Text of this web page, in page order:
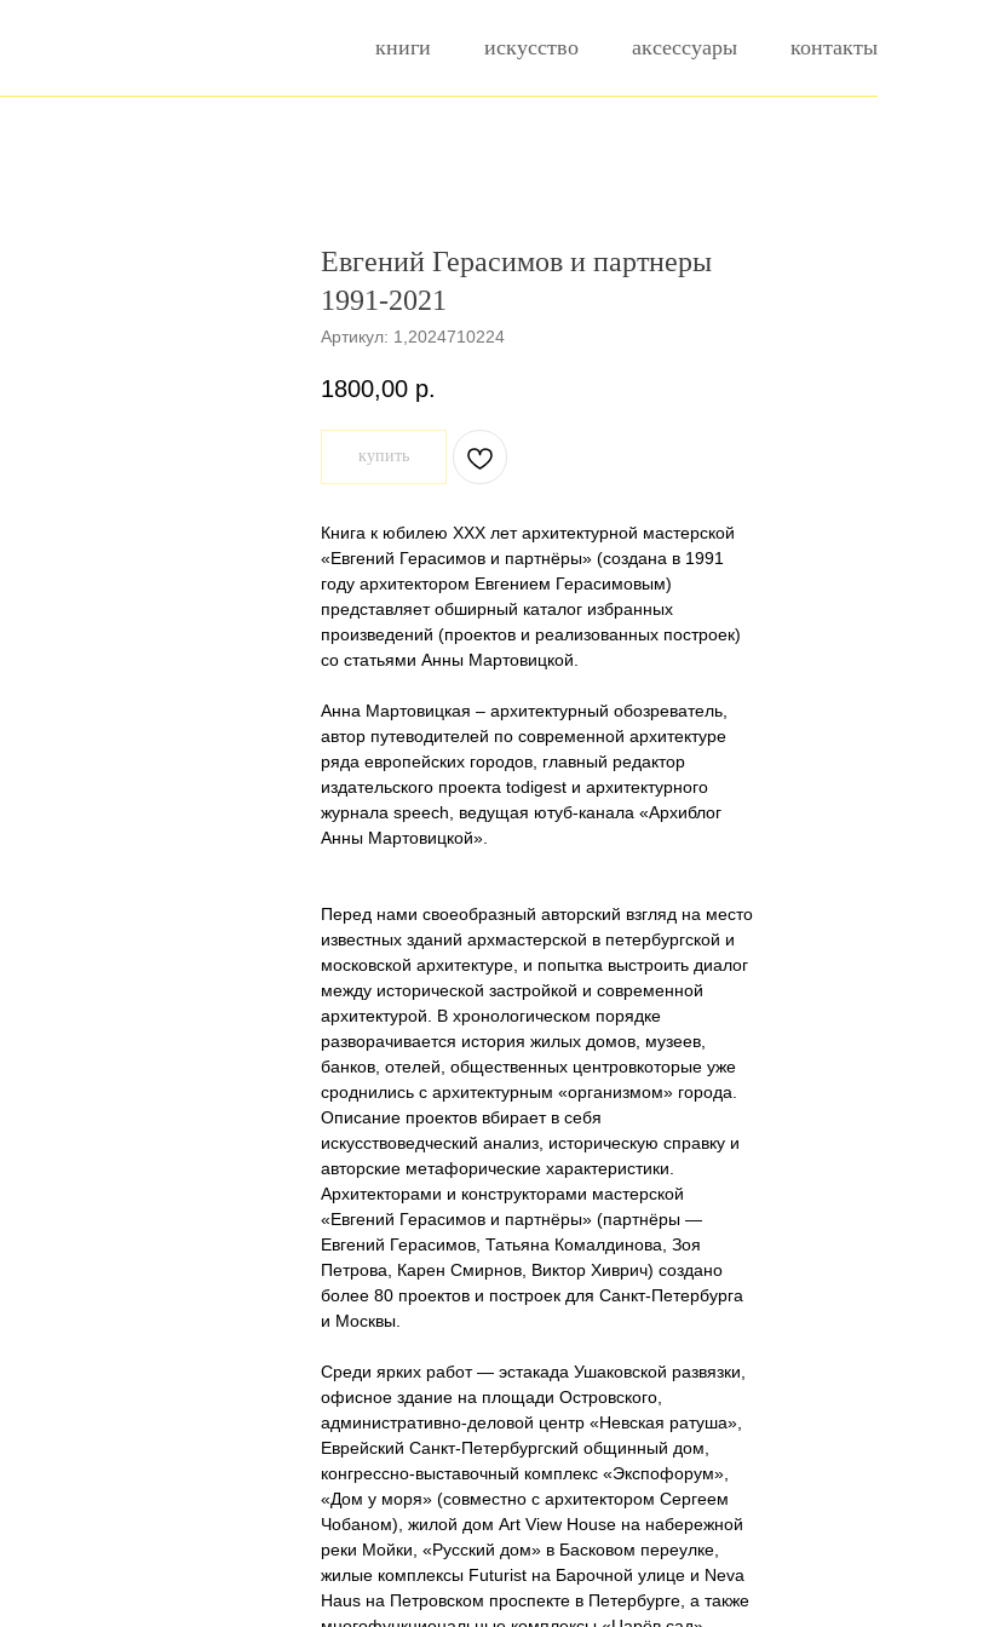
книги искусство аксессуары контакты
Евгений Герасимов и партнеры
1991-2021
Артикул: 1,2024710224
1800,00 р.
купить
Книга к юбилею ХХХ лет архитектурной мастерской
«Евгений Герасимов и партнёры» (создана в 1991
году архитектором Евгением Герасимовым)
представляет обширный каталог избранных
произведений (проектов и реализованных построек)
со статьями Анны Мартовицкой.
Анна Мартовицкая – архитектурный обозреватель,
автор путеводителей по современной архитектуре
ряда европейских городов, главный редактор
издательского проекта todigest и архитектурного
журнала speech, ведущая ютуб-канала «Архиблог
Анны Мартовицкой».
Перед нами своеобразный авторский взгляд на место
известных зданий архмастерской в петербургской и
московской архитектуре, и попытка выстроить диалог
между исторической застройкой и современной
архитектурой. В хронологическом порядке
разворачивается история жилых домов, музеев,
банков, отелей, общественных центровкоторые уже
сроднились с архитектурным «организмом» города.
Описание проектов вбирает в себя
искусствоведческий анализ, историческую справку и
авторские метафорические характеристики.
Архитекторами и конструкторами мастерской
«Евгений Герасимов и партнёры» (партнёры —
Евгений Герасимов, Татьяна Комалдинова, Зоя
Петрова, Карен Смирнов, Виктор Хиврич) создано
более 80 проектов и построек для Санкт-Петербурга
и Москвы.
Среди ярких работ — эстакада Ушаковской развязки,
офисное здание на площади Островского,
административно-деловой центр «Невская ратуша»,
Еврейский Санкт-Петербургский общинный дом,
конгрессно-выставочный комплекс «Экспофорум»,
«Дом у моря» (совместно с архитектором Сергеем
Чобаном), жилой дом Art View House на набережной
реки Мойки, «Русский дом» в Басковом переулке,
жилые комплексы Futurist на Барочной улице и Neva
Haus на Петровском проспекте в Петербурге, а также